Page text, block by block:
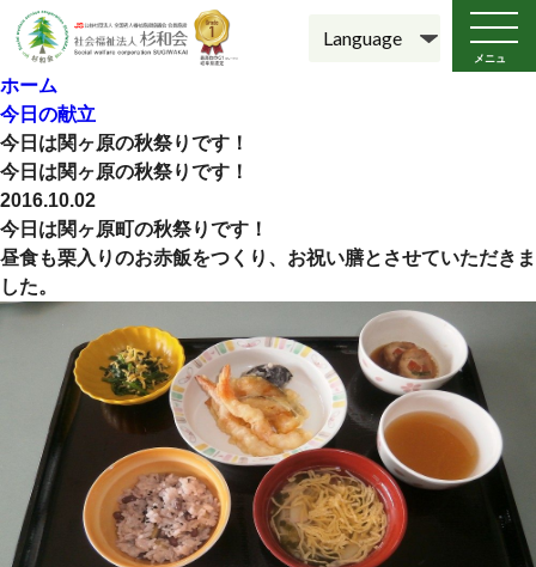
メニュ
ー
ホーム
今日の献立
今日は関ヶ原の秋祭りです！
今日は関ヶ原の秋祭りです！
2016.10.02
今日は関ヶ原町の秋祭りです！
昼食も栗入りのお赤飯をつくり、お祝い膳とさせていただきま
した。